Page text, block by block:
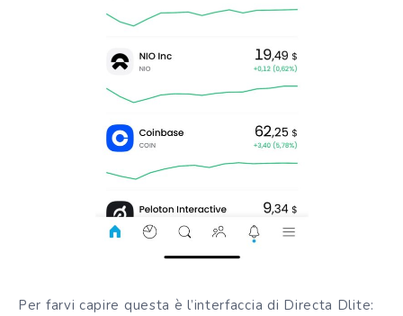
Per farvi capire questa è l’interfaccia di Directa Dlite: